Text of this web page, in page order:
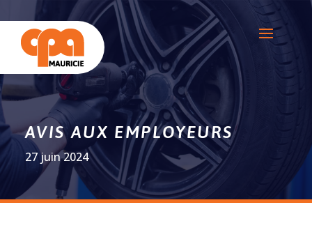
AVIS AUX EMPLOYEURS
27 juin 2024